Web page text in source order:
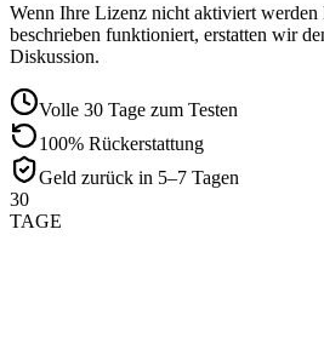
Wenn Ihre Lizenz nicht aktiviert
beschrieben funktioniert, erstatten wir
Diskussion.
Volle 30 Tage zum Testen
100% Rückerstattung
Geld zurück in 5–7 Tagen
30
TAGE